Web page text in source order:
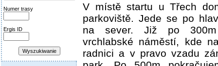
Numer trasy
Ergis ID
V místě startu u Třech
parkoviště. Jede se po
na sever. Již po
vrchlabské náměstí, kde
radnici a v pravo vzadu